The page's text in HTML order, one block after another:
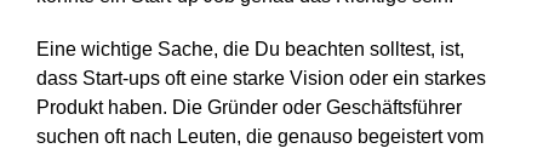
Eine wichtige Sache, die Du beachten solltest, ist,
dass Start-ups oft eine starke Vision oder ein starkes
Produkt haben. Die Gründer oder Geschäftsführer
suchen oft nach Leuten, die genauso begeistert vom